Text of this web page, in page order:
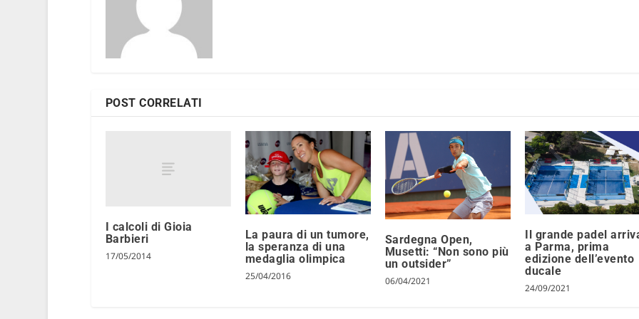
POST CORRELATI
I calcoli di Gioia
Barbieri
17/05/2014
La paura di un tumore,
la speranza di una
medaglia olimpica
25/04/2016
Sardegna Open,
Musetti: “Non sono più
un outsider”
06/04/2021
Il grande padel
a Parma, prima
edizione dell’evento
ducale
24/09/2021